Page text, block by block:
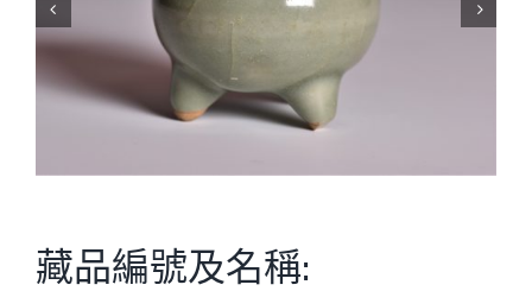
 
藏品編號及名稱: